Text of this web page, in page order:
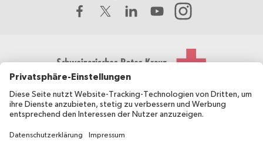
Das Schweizerische Rote Kreuz entwickelt und koordiniert
migesplus und wird vom Bundesamt für Gesundheit BAG